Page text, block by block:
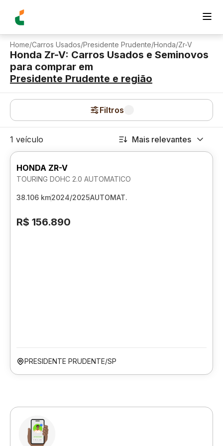
Home/Carros Usados/Presidente Prudente/Honda/Zr-V
Honda Zr-V: Carros Usados e Seminovos
para comprar em
Presidente Prudente e região
Filtros
1 veículo Mais relevantes
HONDA ZR-V
TOURING DOHC 2.0 AUTOMATICO
38.106 km2024/2025AUTOMAT.
R$ 156.890
PRESIDENTE PRUDENTE/SP